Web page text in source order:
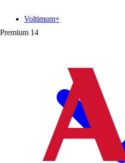
Premium 14
Voltimum+